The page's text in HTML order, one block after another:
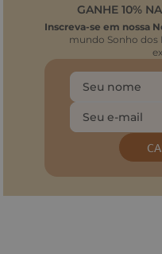
GANHE 10%
Inscreva-se em nossa
mundo Sonho dos